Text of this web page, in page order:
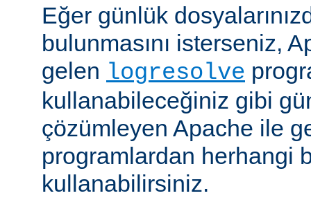
Eğer günlük
bulunmasını isterseniz,
gelen logresolve
kullanabileceğiniz gibi
çözümleyen Apache ile
programlardan herhangi
kullanabilirsiniz.